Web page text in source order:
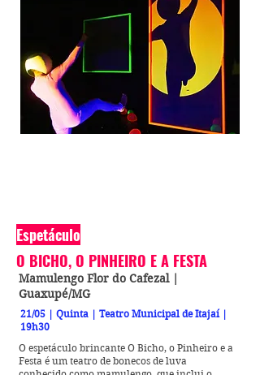
Espetáculo
O BICHO, O PINHEIRO E A FESTA
Mamulengo Flor do Cafezal |
Guaxupé/MG
21/05 | Quinta | Teatro Municipal de Itajaí |
19h30
O espetáculo brincante O Bicho, o Pinheiro e a
Festa é um teatro de bonecos de luva